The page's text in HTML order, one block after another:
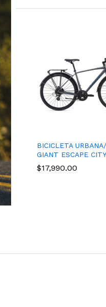
BICICLETA
GIANT ESCAPE
$17,990.00